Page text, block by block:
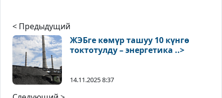
< Предыдущий
ЖЭБге көмүр ташуу 10 күнгө
токтотулду – энергетика ..>
14.11.2025 8:37